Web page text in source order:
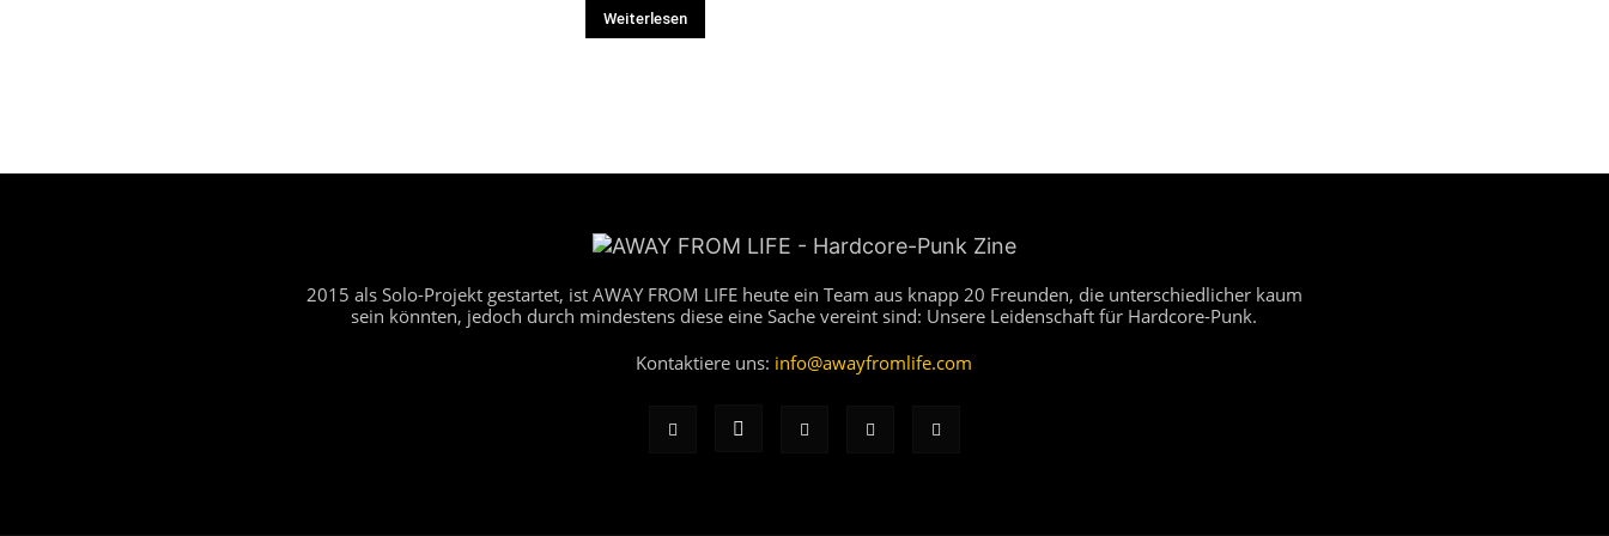
Weiterlesen
2015 als Solo-Projekt gestartet, ist AWAY FROM LIFE heute ein Team aus knapp 20 Freunden, die unterschiedlicher kaum
sein könnten, jedoch durch mindestens diese eine Sache vereint sind: Unsere Leidenschaft für Hardcore-Punk.
Kontaktiere uns: info@awayfromlife.com